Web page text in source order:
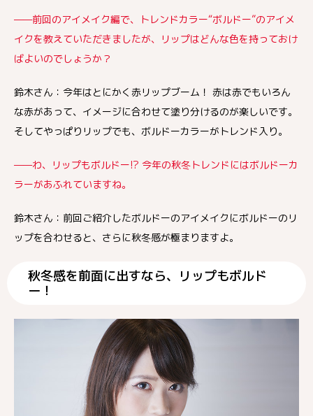
——前回のアイメイク編で、トレンドカラー“ボルドー”のアイメ
イクを教えていただきましたが、リップはどんな色を持っておけ
ばよいのでしょうか？
鈴木さん：今年はとにかく赤リップブーム！ 赤は赤でもいろん
な赤があって、イメージに合わせて塗り分けるのが楽しいです。
そしてやっぱりリップでも、ボルドーカラーがトレンド入り。
——わ、リップもボルドー!? 今年の秋冬トレンドにはボルドーカ
ラーがあふれていますね。
鈴木さん：前回ご紹介したボルドーのアイメイクにボルドーのリ
ップを合わせると、さらに秋冬感が極まりますよ。
秋冬感を前面に出すなら、リップもボルド
ー！